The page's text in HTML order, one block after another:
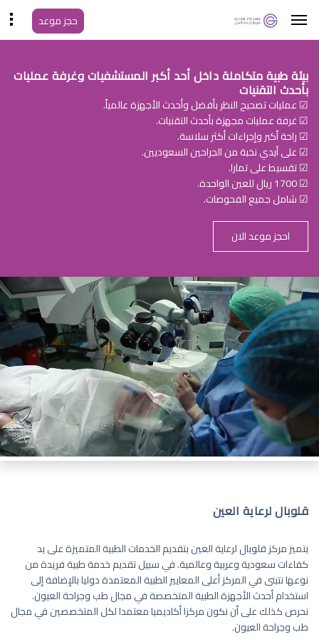
حجز موعد
بيئة طبية متكاملة داخل أحد أكبر المستشفيات وغرفة عمليات
بأحدث التقنيات
☑ عمليات تصحيح النظر بأفضل وأحدث الأجهزة عالمياً.
☑ غرفة عمليات مجهزة بأحدث التقنيات.
☑ راحة أكبر وإجراءات أكثر سلاسة.
☑ على أيدي نخبة من الجراحين السعوديين.
☑ تقسيط على تمارا.
☑ 1700 ريال للعين الواحدة.
☑ شامل جميع الفحوصات.
احجز موعد الان
قلوبال لرعاية العين
يتميز مركز قلوبال لرعاية العين بتقديم الخدمات الطبية المتميزة على يد
كفاءات سعودية وعربية وعالمية. في سبيل تقديم خدمة طبية فريدة من
نوعها نتبنى في المركز أعلى المعايير الطبية المعتمدة دوليا بالإضافة إلى
استخدام أحدث الأجهزة الطبية المتخصصة في مجال طب وجراحة العيون.
نحرص كذلك على أن نكون مركزا أكاديميا معتمدا لكل المتخصصين في مجال
طب وجراحة العيون.